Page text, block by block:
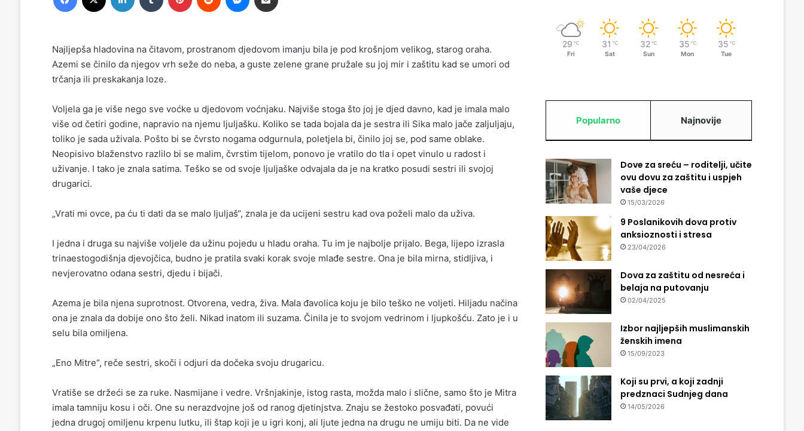
Najljepša hladovina na čitavom, prostranom djedovom imanju bila je pod krošnjom velikog, starog oraha.
Azemi se činilo da njegov vrh seže do neba, a guste zelene grane pružale su joj mir i zaštitu kad se umori od
trčanja ili preskakanja loze.
Voljela ga je više nego sve voćke u djedovom voćnjaku. Najviše stoga što joj je djed davno, kad je imala malo
više od četiri godine, napravio na njemu ljuljašku. Koliko se tada bojala da je sestra ili Sika malo jače zaljuljaju,
toliko je sada uživala. Pošto bi se čvrsto nogama odgurnula, poletjela bi, činilo joj se, pod same oblake.
Neopisivo blaženstvo razlilo bi se malim, čvrstim tijelom, ponovo je vratilo do tla i opet vinulo u radost i
uživanje. I tako je znala satima. Teško se od svoje ljuljaške odvajala da je na kratko posudi sestri ili svojoj
drugarici.
„Vrati mi ovce, pa ću ti dati da se malo ljuljaš“, znala je da ucijeni sestru kad ova poželi malo da uživa.
I jedna i druga su najviše voljele da užinu pojedu u hladu oraha. Tu im je najbolje prijalo. Bega, lijepo izrasla
trinaestogodišnja djevojčica, budno je pratila svaki korak svoje mlađe sestre. Ona je bila mirna, stidljiva, i
nevjerovatno odana sestri, djedu i bijači.
Azema je bila njena suprotnost. Otvorena, vedra, živa. Mala đavolica koju je bilo teško ne voljeti. Hiljadu načina
ona je znala da dobije ono što želi. Nikad inatom ili suzama. Činila je to svojom vedrinom i ljupkošću. Zato je i u
selu bila omiljena.
„Eno Mitre“, reče sestri, skoči i odjuri da dočeka svoju drugaricu.
Vratiše se držeći se za ruke. Nasmijane i vedre. Vršnjakinje, istog rasta, možda malo i slične, samo što je Mitra
imala tamniju kosu i oči. One su nerazdvojne još od ranog djetinjstva. Znaju se žestoko posvađati, povući
jedna drugoj omiljenu krpenu lutku, ili štap koji je u igri konj, ali ljute jedna na drugu ne umiju biti. Da ne vide
29 ℃
Fri
31 ℃
Sat
32 ℃
Sun
35 ℃
Mon
35 ℃
Tue
Popularno Najnovije
Dove za sreću – roditelji, učite
ovu dovu za zaštitu i uspjeh
vaše djece
15/03/2026
9 Poslanikovih dova protiv
anksioznosti i stresa
23/04/2026
Dova za zaštitu od nesreća i
belaja na putovanju
02/04/2025
Izbor najljepših muslimanskih
ženskih imena
15/09/2023
Koji su prvi, a koji zadnji
predznaci Sudnjeg dana
14/05/2026